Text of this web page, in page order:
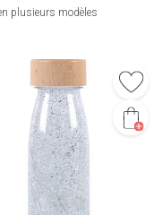
plusieurs modèles